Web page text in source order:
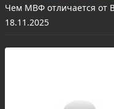
Чем МВФ отличается от
18.11.2025